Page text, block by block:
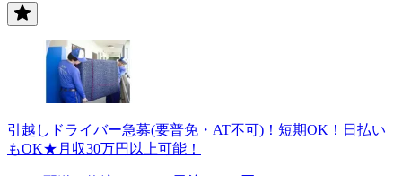
引越しドライバー急募(要普免・AT不可)！短期OK！日払い
もOK★月収30万円以上可能！